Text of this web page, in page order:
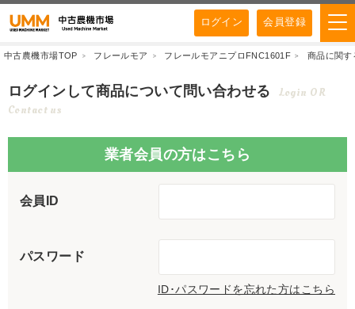
ログイン 会員登録
中古農機市場TOP フレールモア フレールモアニプロFNC1601F 商品に関す
ログインして商品について問い合わせる
Login OR
Contact us
業者会員の方はこちら
会員ID
パスワード
ID･パスワードを忘れた方はこちら